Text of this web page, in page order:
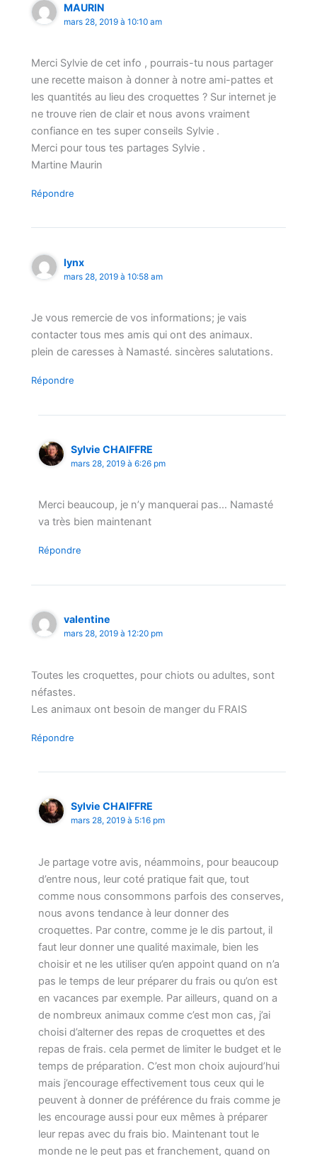
MAURIN
mars 28, 2019 à 10:10 am
Merci Sylvie de cet info , pourrais-tu nous partager
une recette maison à donner à notre ami-pattes et
les quantités au lieu des croquettes ? Sur internet je
ne trouve rien de clair et nous avons vraiment
confiance en tes super conseils Sylvie .
Merci pour tous tes partages Sylvie .
Martine Maurin
Répondre
lynx
mars 28, 2019 à 10:58 am
Je vous remercie de vos informations; je vais
contacter tous mes amis qui ont des animaux.
plein de caresses à Namasté. sincères salutations.
Répondre
Sylvie CHAIFFRE
mars 28, 2019 à 6:26 pm
Merci beaucoup, je n’y manquerai pas… Namasté
va très bien maintenant
Répondre
valentine
mars 28, 2019 à 12:20 pm
Toutes les croquettes, pour chiots ou adultes, sont
néfastes.
Les animaux ont besoin de manger du FRAIS
Répondre
Sylvie CHAIFFRE
mars 28, 2019 à 5:16 pm
Je partage votre avis, néammoins, pour beaucoup
d’entre nous, leur coté pratique fait que, tout
comme nous consommons parfois des conserves,
nous avons tendance à leur donner des
croquettes. Par contre, comme je le dis partout, il
faut leur donner une qualité maximale, bien les
choisir et ne les utiliser qu’en appoint quand on n’a
pas le temps de leur préparer du frais ou qu’on est
en vacances par exemple. Par ailleurs, quand on a
de nombreux animaux comme c’est mon cas, j’ai
choisi d’alterner des repas de croquettes et des
repas de frais. cela permet de limiter le budget et le
temps de préparation. C’est mon choix aujourd’hui
mais j’encourage effectivement tous ceux qui le
peuvent à donner de préférence du frais comme je
les encourage aussi pour eux mêmes à préparer
leur repas avec du frais bio. Maintenant tout le
monde ne le peut pas et franchement, quand on